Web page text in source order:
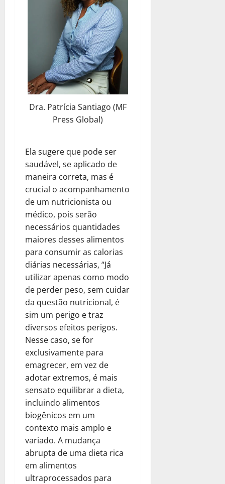
Dra. Patrícia Santiago (MF
Press Global)
Ela sugere que pode ser
saudável, se aplicado de
maneira correta, mas é
crucial o acompanhamento
de um nutricionista ou
médico, pois serão
necessários quantidades
maiores desses alimentos
para consumir as calorias
diárias necessárias, “Já
utilizar apenas como modo
de perder peso, sem cuidar
da questão nutricional, é
sim um perigo e traz
diversos efeitos perigos.
Nesse caso, se for
exclusivamente para
emagrecer, em vez de
adotar extremos, é mais
sensato equilibrar a dieta,
incluindo alimentos
biogênicos em um
contexto mais amplo e
variado. A mudança
abrupta de uma dieta rica
em alimentos
ultraprocessados para